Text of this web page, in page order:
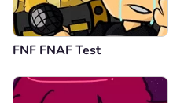
FNF FNAF Test